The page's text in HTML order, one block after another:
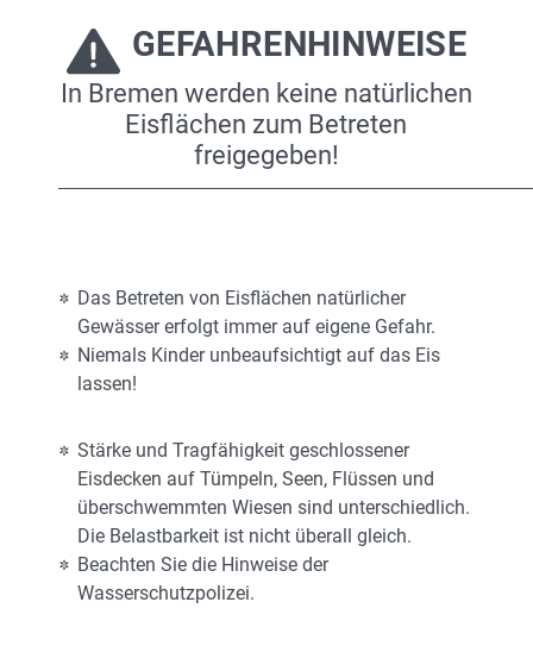
GEFAHRENHINWEISE
In Bremen werden keine natürlichen
Eisflächen zum Betreten
freigegeben!
Das Betreten von Eisflächen natürlicher
Gewässer erfolgt immer auf eigene Gefahr.
Niemals Kinder unbeaufsichtigt auf das Eis
lassen!
Stärke und Tragfähigkeit geschlossener
Eisdecken auf Tümpeln, Seen, Flüssen und
überschwemmten Wiesen sind unterschiedlich.
Die Belastbarkeit ist nicht überall gleich.
Beachten Sie die Hinweise der
Wasserschutzpolizei.